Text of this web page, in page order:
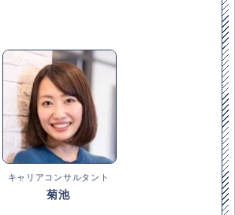
キャリアコンサルタント
菊池